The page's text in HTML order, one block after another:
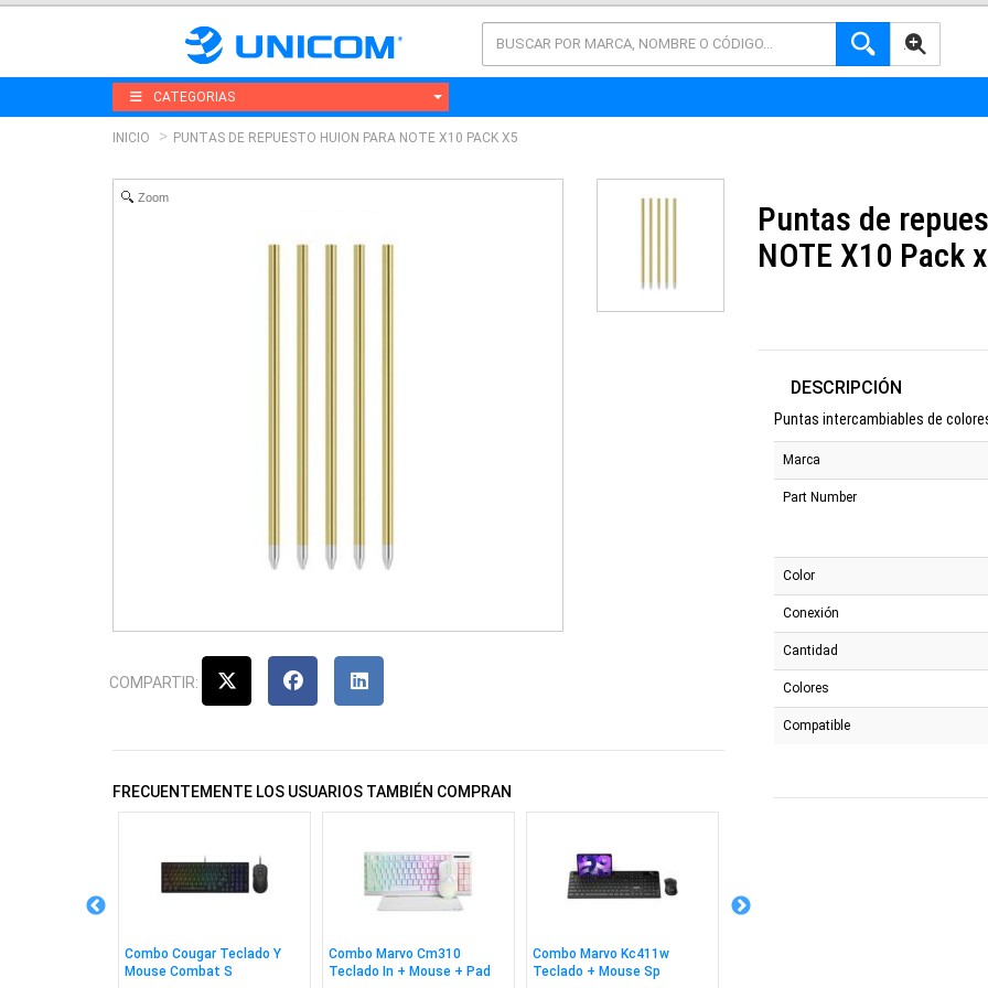
AVANZADA
CATEGORIAS
INICIO PUNTAS DE REPUESTO HUION PARA NOTE X10 PACK X5
Zoom
COMPARTIR:
FRECUENTEMENTE LOS USUARIOS TAMBIÉN COMPRAN
Combo Cougar Teclado Y
Mouse Combat S
Combo Marvo Cm310
Teclado In + Mouse + Pad
Combo Marvo Kc411w
Teclado + Mouse Sp
Puntas de
NOTE X10 Pack
DESCRIPCIÓN
Puntas intercambiables de
Marca
Part Number
Color
Conexión
Cantidad
Colores
Compatible